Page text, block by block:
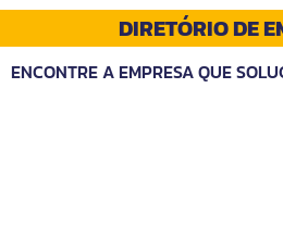
DIRETÓRIO DE
ENCONTRE A EMPRESA QUE